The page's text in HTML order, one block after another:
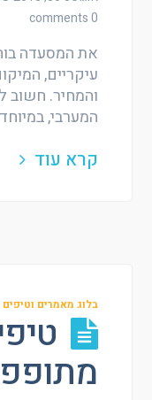
0 comments
את המסעדה
עיקריים,
והמחיר. חשוב
המערבי,
קרא עוד
בלוג מאמרים וטיפים